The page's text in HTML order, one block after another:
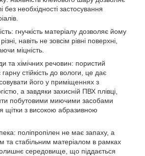
без необхідності застосування
гнучкість матеріалу дозволяє йому
навіть не зовсім рівні поверхні,
міцність.
та хімічних речовин: пористий
стійкість до вологи, це дає
його у приміщеннях з
а завдяки захисній ПВХ плівці,
побутовими миючими засобами
щітки з високою абразивною
поліпропілен не має запаху, а
та стабільним матеріалом в рамках
середовище, що піддається